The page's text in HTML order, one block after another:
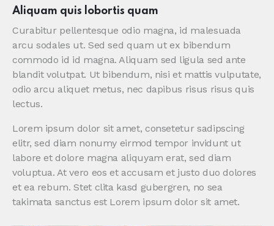
Aliquam quis lobortis quam
Curabitur pellentesque odio magna, id malesuada
arcu sodales ut. Sed sed quam ut ex bibendum
commodo id id magna. Aliquam sed ligula sed ante
blandit volutpat. Ut bibendum, nisi et mattis vulputate,
odio arcu aliquet metus, nec dapibus risus risus quis
lectus.
Lorem ipsum dolor sit amet, consetetur sadipscing
elitr, sed diam nonumy eirmod tempor invidunt ut
labore et dolore magna aliquyam erat, sed diam
voluptua. At vero eos et accusam et justo duo dolores
et ea rebum. Stet clita kasd gubergren, no sea
takimata sanctus est Lorem ipsum dolor sit amet.